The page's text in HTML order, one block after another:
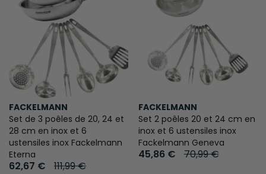
FACKELMANN
Set de 3 poêles de 20, 24 et
28 cm en inox et 6
ustensiles inox Fackelmann
Eterna
62,67 € 111,99 €
FACKELMANN
Set 2 poêles 20 et 24 cm en
inox et 6 ustensiles inox
Fackelmann Geneva
45,86 € 70,99 €